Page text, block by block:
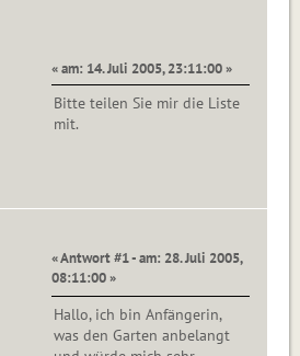
« am: 14. Juli 2005, 23:11:00 »
Bitte teilen Sie mir die Liste
mit.
« Antwort #1 - am: 28. Juli 2005,
08:11:00 »
Hallo, ich bin Anfängerin,
was den Garten anbelangt